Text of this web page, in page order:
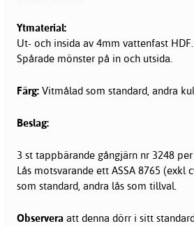
Ytmaterial:
Ut- och insida av 4mm vattenfast HDF.
Spårade mönster på in och utsida.
Färg: Vitmålad som standard, andra
Beslag:
3 st tappbärande gångjärn nr 3248
Lås motsvarande ett ASSA 8765 (exkl
som standard, andra lås som tillval.
Observera att denna dörr i sitt